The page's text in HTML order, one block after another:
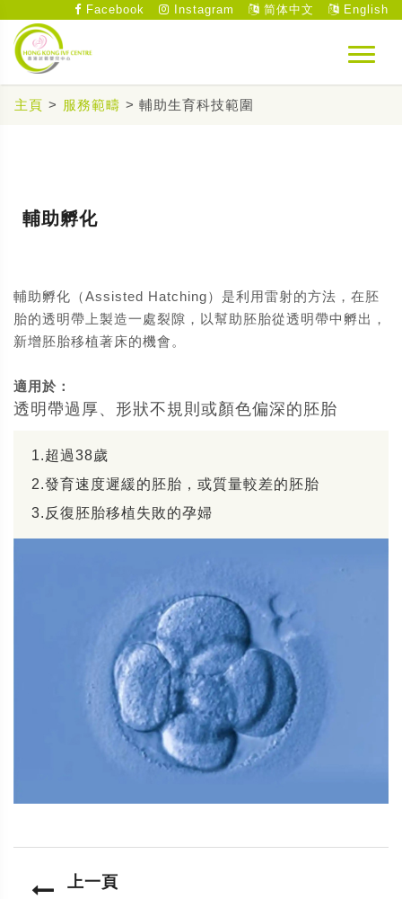
Facebook Instagram 简体中文 English
主頁 > 服務範疇 > 輔助生育科技範圍
輔助孵化
輔助孵化（Assisted Hatching）是利用雷射的方法，在胚
胎的透明帶上製造一處裂隙，以幫助胚胎從透明帶中孵出，
新增胚胎移植著床的機會。
適用於：
透明帶過厚、形狀不規則或顏色偏深的胚胎
1.超過38歲
2.發育速度遲緩的胚胎，或質量較差的胚胎
3.反復胚胎移植失敗的孕婦
上一頁